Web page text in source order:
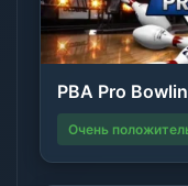
PBA Pro
Очень